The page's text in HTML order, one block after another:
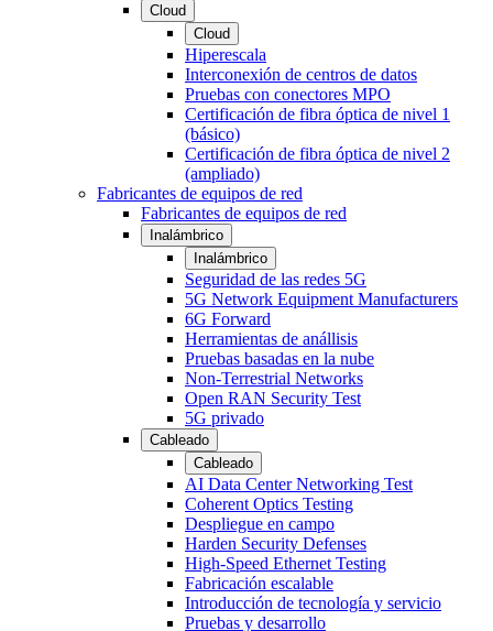
Cloud
Cloud
Hiperescala
Interconexión de centros de datos
Pruebas con conectores MPO
Certificación de fibra óptica de nivel 1
(básico)
Certificación de fibra óptica de nivel 2
(ampliado)
Fabricantes de equipos de red
Fabricantes de equipos de red
Inalámbrico
Inalámbrico
Seguridad de las redes 5G
5G Network Equipment Manufacturers
6G Forward
Herramientas de anállisis
Pruebas basadas en la nube
Non-Terrestrial Networks
Open RAN Security Test
5G privado
Cableado
Cableado
AI Data Center Networking Test
Coherent Optics Testing
Despliegue en campo
Harden Security Defenses
High-Speed Ethernet Testing
Fabricación escalable
Introducción de tecnología y servicio
Pruebas y desarrollo